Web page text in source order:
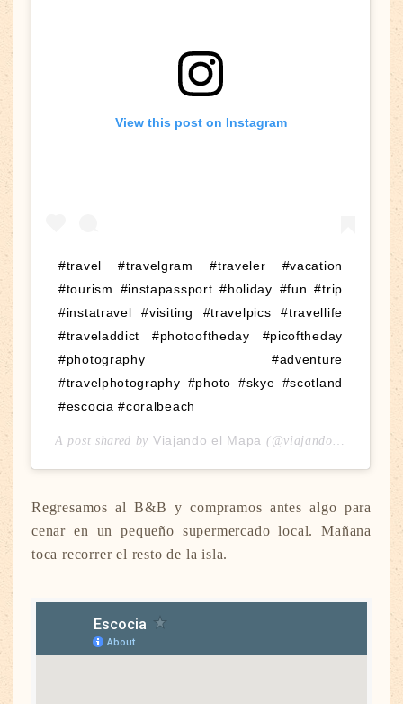
View this post on Instagram
#travel #travelgram #traveler #vacation
#tourism #instapassport #holiday #fun #trip
#instatravel #visiting #travelpics #travellife
#traveladdict #photooftheday #picoftheday
#photography #adventure
#travelphotography #photo #skye #scotland
#escocia #coralbeach
A post shared by Viajando el Mapa (@viajandoelmapa) on
Regresamos al B&B y compramos antes algo para
cenar en un pequeño supermercado local. Mañana
toca recorrer el resto de la isla.